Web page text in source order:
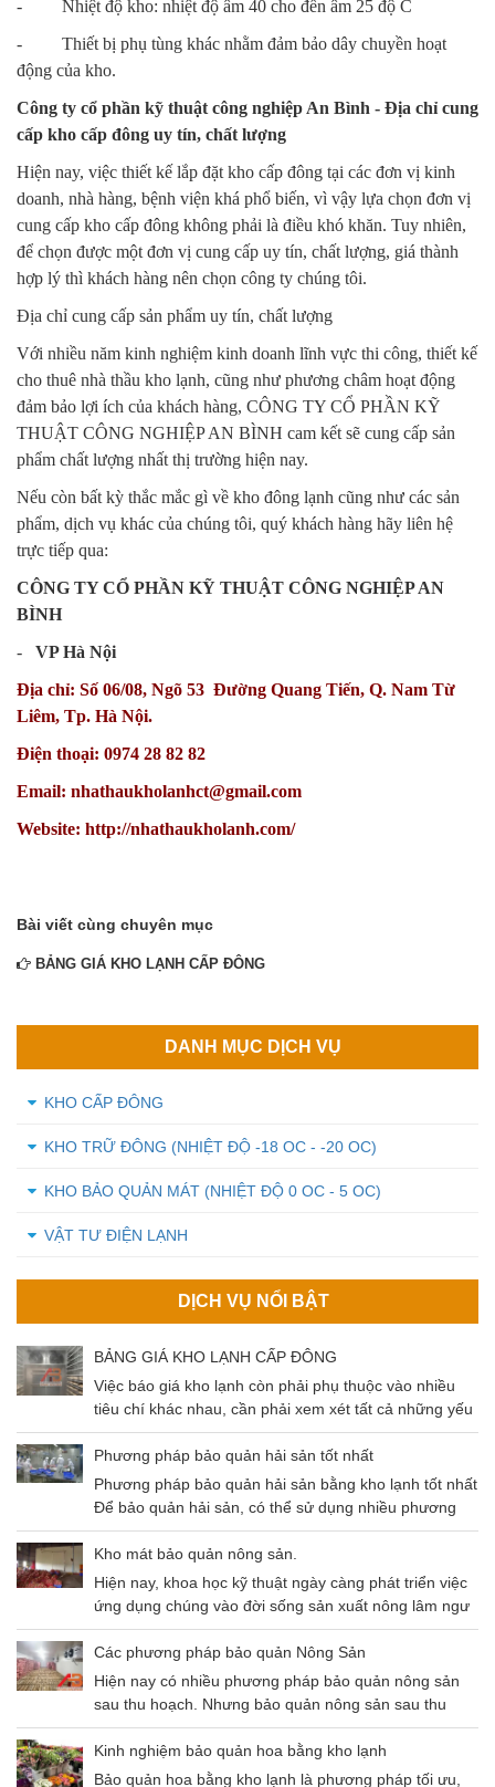
- Nhiệt độ kho: nhiệt độ âm 40 cho đến âm 25 độ C
- Thiết bị phụ tùng khác nhằm đảm bảo dây chuyền hoạt
động của kho.
Công ty cổ phần kỹ thuật công nghiệp An Bình - Địa chỉ cung
cấp kho cấp đông uy tín, chất lượng
Hiện nay, việc thiết kế lắp đặt kho cấp đông tại các đơn vị kinh
doanh, nhà hàng, bệnh viện khá phổ biến, vì vậy lựa chọn đơn vị
cung cấp kho cấp đông không phải là điều khó khăn. Tuy nhiên,
để chọn được một đơn vị cung cấp uy tín, chất lượng, giá thành
hợp lý thì khách hàng nên chọn công ty chúng tôi.
Địa chỉ cung cấp sản phẩm uy tín, chất lượng
Với nhiều năm kinh nghiệm kinh doanh lĩnh vực thi công, thiết kế
cho thuê nhà thầu kho lạnh, cũng như phương châm hoạt động
đảm bảo lợi ích của khách hàng, CÔNG TY CỔ PHẦN KỸ
THUẬT CÔNG NGHIỆP AN BÌNH cam kết sẽ cung cấp sản
phẩm chất lượng nhất thị trường hiện nay.
Nếu còn bất kỳ thắc mắc gì về kho đông lạnh cũng như các sản
phẩm, dịch vụ khác của chúng tôi, quý khách hàng hãy liên hệ
trực tiếp qua:
CÔNG TY CỔ PHẦN KỸ THUẬT CÔNG NGHIỆP AN
BÌNH
- VP Hà Nội
Địa chỉ: Số 06/08, Ngõ 53 Đường Quang Tiến, Q. Nam Từ
Liêm, Tp. Hà Nội.
Điện thoại: 0974 28 82 82
Email: nhathaukholanhct@gmail.com
Website: http://nhathaukholanh.com/
Bài viết cùng chuyên mục
BẢNG GIÁ KHO LẠNH CẤP ĐÔNG
DANH MỤC DỊCH VỤ
KHO CẤP ĐÔNG
KHO TRỮ ĐÔNG (NHIỆT ĐỘ -18 OC - -20 OC)
KHO BẢO QUẢN MÁT (NHIỆT ĐỘ 0 OC - 5 OC)
VẬT TƯ ĐIỆN LẠNH
DỊCH VỤ NỔI BẬT
BẢNG GIÁ KHO LẠNH CẤP ĐÔNG
Việc báo giá kho lạnh còn phải phụ thuộc vào nhiều
tiêu chí khác nhau, cần phải xem xét tất cả những yếu
tố đó để có thể đưa ra mức giá chuẩn nhất cho khách
hàng. Cùng tìm hiểu về các tiêu chí ảnh hưởng và
mức giá kho lạnh qua bài viết dưới đây nhé!
Phương pháp bảo quản hải sản tốt nhất
Phương pháp bảo quản hải sản bằng kho lạnh tốt nhất
Để bảo quản hải sản, có thể sử dụng nhiều phương
pháp khác nhau như: Thông khí, gây mê, sốc nhiệt,
kho lạnh,…Trong bài viết ngày hôm nay chúng ta sẽ
cùng nhau tìm hiểu phương pháp bảo quản hải sản
bằng kho lạnh – Phương pháp có độ an toàn cao và
Kho mát bảo quản nông sản.
Hiện nay, khoa học kỹ thuật ngày càng phát triển việc
ứng dụng chúng vào đời sống sản xuất nông lâm ngư
nghiệp là không thể thiếu. Điều này không chỉ giúp
tăng gia sản xuất mà còn đảm bảo nguồn thu lớn đem
lại hiệu quả kinh tế cao. Và một trong số chính là kho
mát bảo quản nông sản.
Các phương pháp bảo quản Nông Sản
Hiện nay có nhiều phương pháp bảo quản nông sản
sau thu hoạch. Nhưng bảo quản nông sản sau thu
hoạch bằng kho lạnh là phương pháp tối ưu nhất hiện
nay. Nông sản sau khi thu hoạch cần được bảo quản
đúng cách để đảm bảo không bị tác động bởi các yếu
Kinh nghiệm bảo quản hoa bằng kho lạnh
Bảo quản hoa bằng kho lạnh là phương pháp tối ưu,